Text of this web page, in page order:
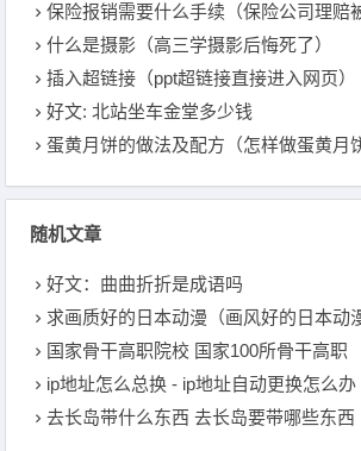
保险报销需要什么手续（保险公司理赔
什么是摄影（高三学摄影后悔死了）
插入超链接（ppt超链接直接进入网页）
好文: 北站坐车金堂多少钱
蛋黄月饼的做法及配方（怎样做蛋黄月
随机文章
好文：曲曲折折是成语吗
求画质好的日本动漫（画风好的日本动
国家骨干高职院校 国家100所骨干高职
ip地址怎么总换 - ip地址自动更换怎么办
去长岛带什么东西 去长岛要带哪些东西